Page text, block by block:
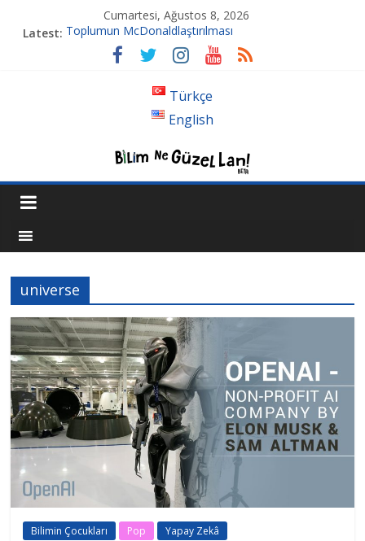
Cumartesi, Ağustos 8, 2026
Latest: Toplumun McDonaldlaştırılması
Tansiyon İlacı Derken Nerelere Geldik
Genetiği Değiştirilmiş Sivrisinekler Florida’da
Ahlakın Karanlık Yüzü: Şiddet ve Sosyopolitik İnançlar
Acı Kaybımız Pınar Boyraz
Türkçe
English
universe
Bilimin Çocukları Pop Yapay Zekâ